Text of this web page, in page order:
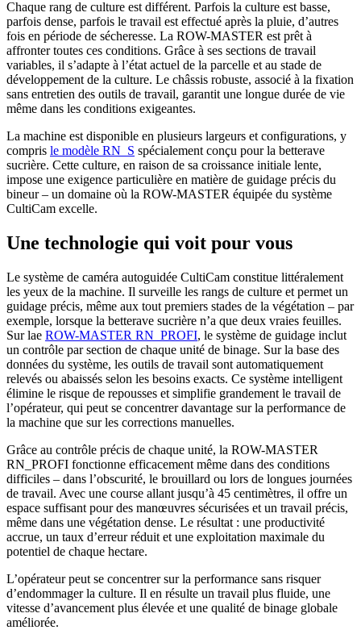
Chaque rang de culture est différent. Parfois la culture est basse,
parfois dense, parfois le travail est effectué après la pluie, d’autres
fois en période de sécheresse. La ROW-MASTER est prêt à
affronter toutes ces conditions. Grâce à ses sections de travail
variables, il s’adapte à l’état actuel de la parcelle et au stade de
développement de la culture. Le châssis robuste, associé à la fixation
sans entretien des outils de travail, garantit une longue durée de vie
même dans les conditions exigeantes.
La machine est disponible en plusieurs largeurs et configurations, y
compris le modèle RN_S spécialement conçu pour la betterave
sucrière. Cette culture, en raison de sa croissance initiale lente,
impose une exigence particulière en matière de guidage précis du
bineur – un domaine où la ROW-MASTER équipée du système
CultiCam excelle.
Une technologie qui voit pour vous
Le système de caméra autoguidée CultiCam constitue littéralement
les yeux de la machine. Il surveille les rangs de culture et permet un
guidage précis, même aux tout premiers stades de la végétation – par
exemple, lorsque la betterave sucrière n’a que deux vraies feuilles.
Sur lae ROW-MASTER RN_PROFI, le système de guidage inclut
un contrôle par section de chaque unité de binage. Sur la base des
données du système, les outils de travail sont automatiquement
relevés ou abaissés selon les besoins exacts. Ce système intelligent
élimine le risque de repousses et simplifie grandement le travail de
l’opérateur, qui peut se concentrer davantage sur la performance de
la machine que sur les corrections manuelles.
Grâce au contrôle précis de chaque unité, la ROW-MASTER
RN_PROFI fonctionne efficacement même dans des conditions
difficiles – dans l’obscurité, le brouillard ou lors de longues journées
de travail. Avec une course allant jusqu’à 45 centimètres, il offre un
espace suffisant pour des manœuvres sécurisées et un travail précis,
même dans une végétation dense. Le résultat : une productivité
accrue, un taux d’erreur réduit et une exploitation maximale du
potentiel de chaque hectare.
L’opérateur peut se concentrer sur la performance sans risquer
d’endommager la culture. Il en résulte un travail plus fluide, une
vitesse d’avancement plus élevée et une qualité de binage globale
améliorée.